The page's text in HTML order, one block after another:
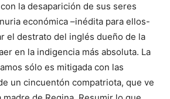
la desaparición de sus seres
económica –inédita para ellos-
el destrato del inglés dueño de la
en la indigencia más absoluta. La
sólo es mitigada con las
un cincuentón compatriota, que ve